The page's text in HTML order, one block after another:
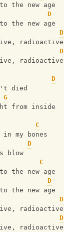
the new age
D
the new age
D
radioactive
D
radioactive
D
died
G
from inside
C
my bones
D
blow
C
the new age
D
the new age
D
radioactive
D
radioactive